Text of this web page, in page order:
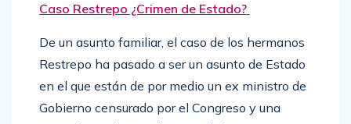
Caso Restrepo ¿Crimen de Estado?
De un asunto familiar, el caso de los hermanos
Restrepo ha pasado a ser un asunto de Estado
en el que están de por medio un ex ministro de
Gobierno censurado por el Congreso y una